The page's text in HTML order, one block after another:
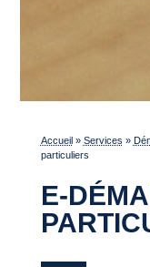
Accueil » Services »
particuliers
E-